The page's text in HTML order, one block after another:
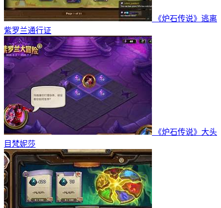
《炉石传说》逃离
紫罗兰通行证
《炉石传说》大头
目梵妮莎